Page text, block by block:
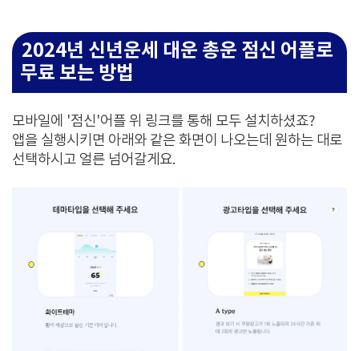
2024년 신년운세 대운 총운 점신 어플로
무료 보는 방법
모바일에 '점신'어플 위 링크를 통해 모두 설치하셨죠?
앱을 실행시키면 아래와 같은 화면이 나오는데 원하는 대로
선택하시고 얼른 넘어갈게요.